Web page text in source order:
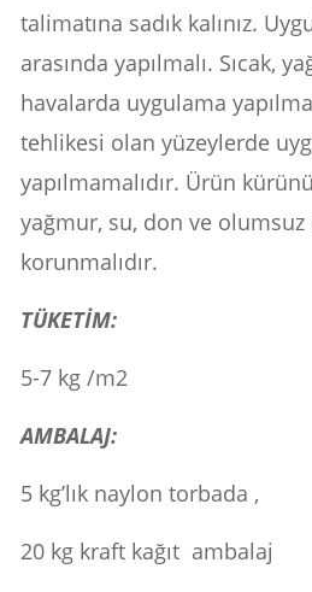
talimatına sadık kalınız.
arasında yapılmalı. Sıcak,
havalarda uygulama
tehlikesi olan yüzeylerde
yapılmamalıdır. Ürün
yağmur, su, don ve olumsuz
korunmalıdır.
TÜKETİM:
5-7 kg /m2
AMBALAJ:
5 kg’lık naylon torbada ,
20 kg kraft kağıt ambalaj